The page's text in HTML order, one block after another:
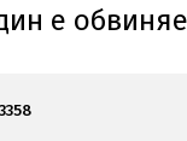
е
3358